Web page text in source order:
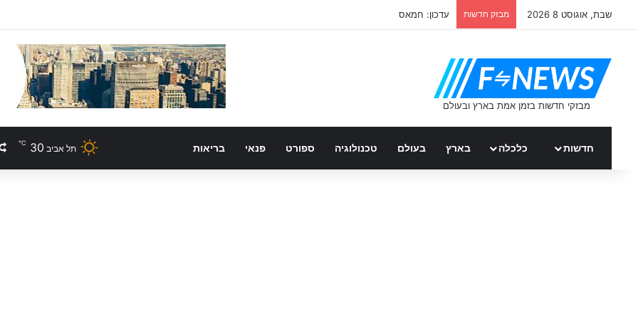
שבת, אוגוסט 8 2026 מבזק חדשות עדכון: חמאס
חדשות כלכלה בארץ בעולם טכנולוגיה ספורט פנאי בריאות תל אביב 30
℃